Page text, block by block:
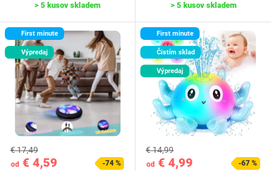
> 5 kusov skladem > 5 kusov skladem
First minute
Výpredaj
od € 4,59
€ 17,49
-74 %
First minute
Čistím sklad
Výpredaj
od € 4,99
€ 14,99
-67 %